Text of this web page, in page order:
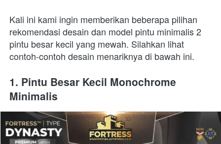
Kali ini kami ingin memberikan beberapa pilihan
rekomendasi desain dan model pintu minimalis 2
pintu besar kecil yang mewah. Silahkan lihat
contoh-contoh desain menariknya di bawah ini.
1. Pintu Besar Kecil Monochrome
Minimalis